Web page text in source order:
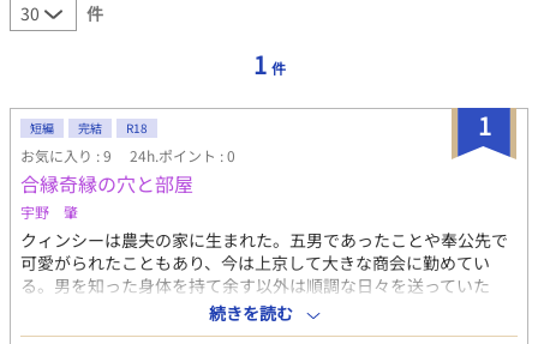
件
1 件
1
短編 完結 R18
お気に入り : 9 24h.ポイント : 0
合縁奇縁の穴と部屋
宇野 肇
クィンシーは農夫の家に生まれた。五男であったことや奉公先で
可愛がられたこともあり、今は上京して大きな商会に勤めてい
る。男を知った身体を持て余す以外は順調な日々を送っていた
が、ある日、自分の部屋に突然、大きくて逞しい陰茎がぴんと突
き出していた。
続きを読む